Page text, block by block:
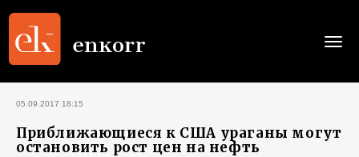
05.09.2017 18:15
Приближающиеся к США ураганы могут
остановить рост цен на нефть